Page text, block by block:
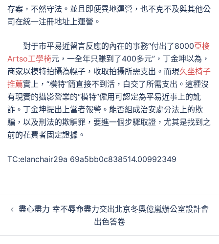
存案，不然守法。並且即便異地運營，也不克不及與其他公
司在統一注冊地址上運營。
對于市平易近留言反應的內在的事務“付出了8000亞梭
Artso工學椅元，一全年只賺到了400多元”，丁金坤以為，
商家以模特拍攝為幌子，收取拍攝所需支出。而現久坐椅子
推薦實上，“模特”簡直接不到活，白交了所需支出。這種沒
有現實的攝影營業的“模特”僱用可認定為平易近事上的訛
詐。丁金坤提出上當者報警。能否組成治安處分法上的欺
騙，以及刑法的欺騙罪，要進一個步驟取證，尤其是找到之
前的花費者固定證據。
TC:elanchair29a 69a5bb0c838514.00992349
章
盡心盡力 幸不辱命盡力交出北京冬奧億嵐辦公室設計會
出色答卷